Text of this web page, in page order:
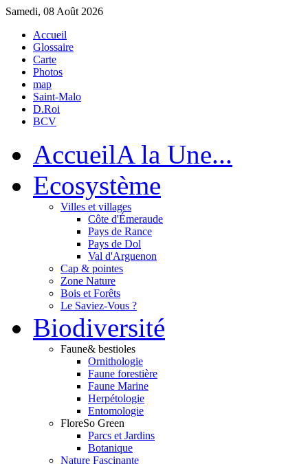
Samedi, 08 Août 2026
Accueil
Glossaire
Carte
Photos
map
Saint-Malo
D.Roi
BCV
AccueilA la Une...
Ecosystème
Villes et villages
Côte d'Émeraude
Pays de Rance
Pays de Dol
Val d'Arguenon
Cap & pointes
Zone Nature
Bois et Forêts
Le Saviez-Vous ?
Biodiversité
Faune& bestioles
Ornithologie
Faune forestière
Faune Marine
Herpétologie
Entomologie
FloreSo Green
Parcs et Jardins
Botanique
Nature Fascinante